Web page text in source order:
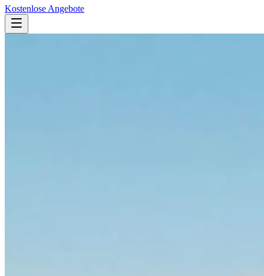
Kostenlose Angebote